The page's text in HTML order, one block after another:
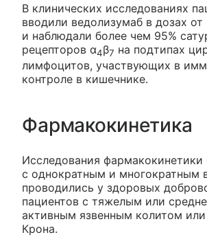
В клинических исследованиях
вводили ведолизумаб в дозах от
и наблюдали более чем 95%
рецепторов α4β7 на подтипах
лимфоцитов, участвующих в
контроле в кишечнике.
Фармакокинетика
Исследования фармакокинетики
с однократным и многократным
проводились у здоровых
пациентов с тяжелым или
активным язвенным колитом
Крона.